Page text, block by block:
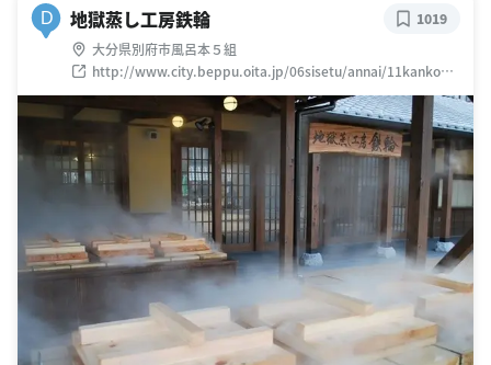
D 地獄蒸し工房鉄輪
大分県別府市風呂本５組
http://www.city.beppu.oita.jp/06sisetu/annai/11kankou/
11-17jikgokumushi.html
1019